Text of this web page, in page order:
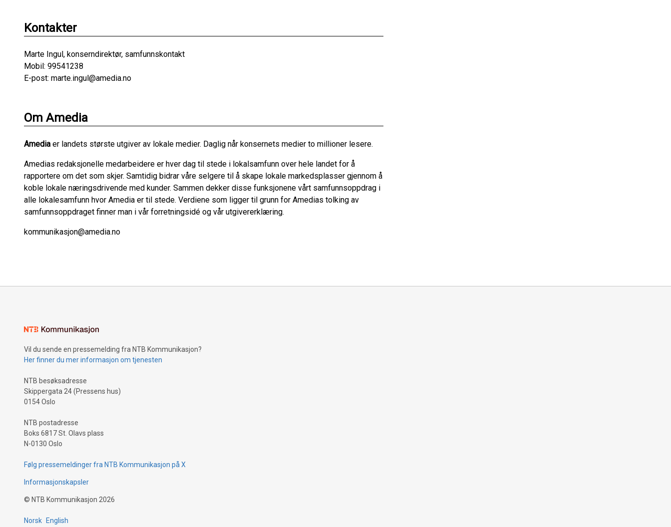
Kontakter
Marte Ingul, konserndirektør, samfunnskontakt
Mobil: 99541238
E-post: marte.ingul@amedia.no
Om Amedia
Amedia er landets største utgiver av lokale medier. Daglig når konsernets medier to millioner lesere.
Amedias redaksjonelle medarbeidere er hver dag til stede i lokalsamfunn over hele landet for å
rapportere om det som skjer. Samtidig bidrar våre selgere til å skape lokale markedsplasser gjennom å
koble lokale næringsdrivende med kunder. Sammen dekker disse funksjonene vårt samfunnsoppdrag i
alle lokalesamfunn hvor Amedia er til stede. Verdiene som ligger til grunn for Amedias tolking av
samfunnsoppdraget finner man i vår forretningsidé og vår utgivererklæring.
kommunikasjon@amedia.no
Vil du sende en pressemelding fra NTB Kommunikasjon?
Her finner du mer informasjon om tjenesten
NTB besøksadresse
Skippergata 24 (Pressens hus)
0154 Oslo
NTB postadresse
Boks 6817 St. Olavs plass
N-0130 Oslo
Følg pressemeldinger fra NTB Kommunikasjon på X
Informasjonskapsler
© NTB Kommunikasjon 2026
Norsk English